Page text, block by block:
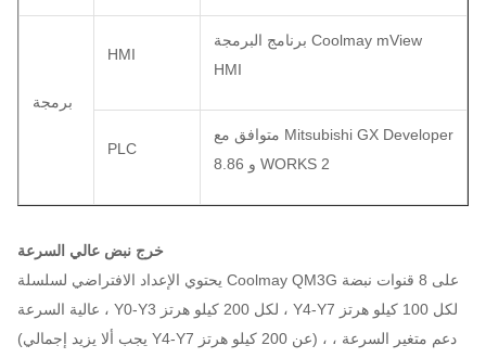
برمجة
HMI
برنامج البرمجة Coolmay mView
HMI
PLC
متوافق مع Mitsubishi GX Developer
8.86 و WORKS 2
خرج نبض عالي السرعة
يحتوي الإعداد الافتراضي لسلسلة Coolmay QM3G على 8 قنوات نبضة
عالية السرعة ، Y0-Y3 لكل 200 كيلو هرتز ، Y4-Y7 لكل 100 كيلو هرتز
(يجب ألا يزيد إجمالي Y4-Y7 عن 200 كيلو هرتز) ، دعم متغير السرعة ،